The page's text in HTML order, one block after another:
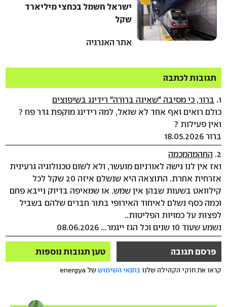
ישראל חשמל בכחצי מיליארד
שקל
אתר האנרגיה
תגובות לכתבה
1. ברור, כי מסיבה "שאינה ברורה" רידינג בשיפוצים
כולם רואים ואף אחד לא שואל, למה רידינג מוקפת גדר פח ?
ואין פעילות ?
ברור 18.05.2026
2. החהמהמכמה
ואז אין לנו גישה לאורניום מועשר, ולא לשום טכנולוגיה גרעינית
אזרחית אחרת. התוצאה היא שנשלם איזה 20 שקל לכל
קילוואט בשעות שבהן אין שמש. או שמאיפה בדיוק נייבא פחם
וכמה כסף נשלם לאיחוד האירופי בתור חברים שלהם בשביל
לפצות על כמויות הפליטות..
נשמע שעוד 10 שנים וכל הגז ייגמר... 08.06.2026
פרסם תגובה טען תגובות נוספות
קראו את חוקי הקהילה שלנו בתנאי השימוששל energya